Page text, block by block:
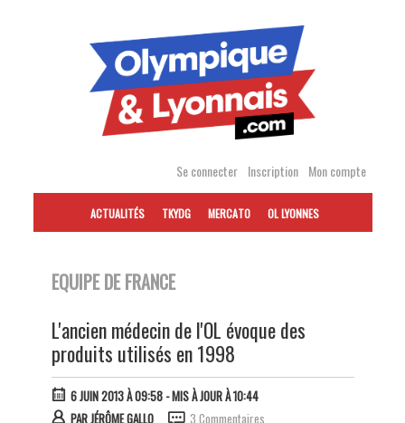
Se connecter Inscription Mon compte
ACTUALITÉS TKYDG MERCATO OL LYONNES
EQUIPE DE FRANCE
L'ancien médecin de l'OL évoque des
produits utilisés en 1998
6 JUIN 2013 À 09:58- MIS À JOUR À 10:44
PARJÉRÔME GALLO 3 Commentaires